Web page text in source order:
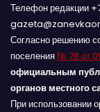
Телефон редакции
Согласно решению
поселения № 78 от
официальным
органов местного
При использовании